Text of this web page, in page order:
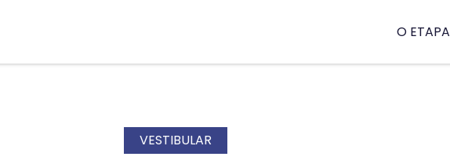
O ETAPA
VESTIBULAR